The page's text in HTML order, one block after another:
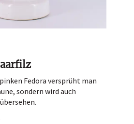
Sommer
Winter
Fedora versprüht man
sondern wird auch